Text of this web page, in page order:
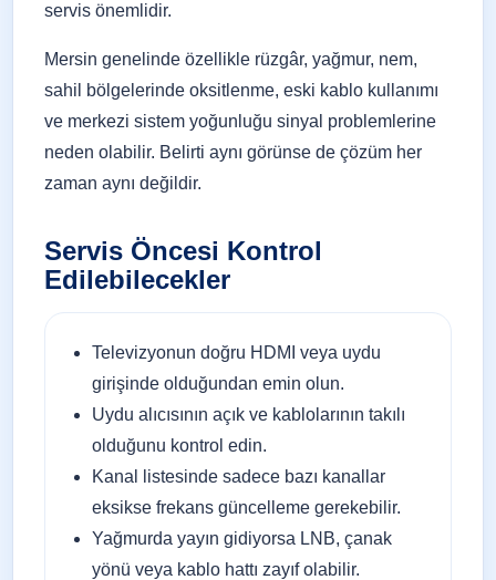
servis önemlidir.
Mersin genelinde özellikle rüzgâr, yağmur, nem,
sahil bölgelerinde oksitlenme, eski kablo kullanımı
ve merkezi sistem yoğunluğu sinyal problemlerine
neden olabilir. Belirti aynı görünse de çözüm her
zaman aynı değildir.
Servis Öncesi Kontrol
Edilebilecekler
Televizyonun doğru HDMI veya uydu
girişinde olduğundan emin olun.
Uydu alıcısının açık ve kablolarının takılı
olduğunu kontrol edin.
Kanal listesinde sadece bazı kanallar
eksikse frekans güncelleme gerekebilir.
Yağmurda yayın gidiyorsa LNB, çanak
yönü veya kablo hattı zayıf olabilir.